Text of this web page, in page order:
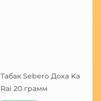
Табак Sebero Доха Ka
Rai 20 грамм